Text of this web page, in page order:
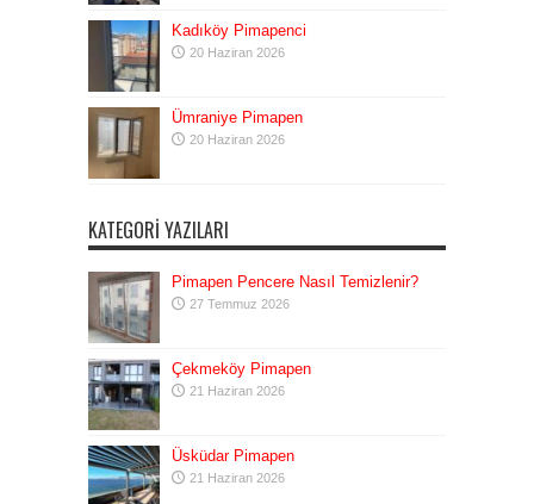
Kadıköy Pimapenci
20 Haziran 2026
Ümraniye Pimapen
20 Haziran 2026
KATEGORI YAZILARI
Pimapen Pencere Nasıl Temizlenir?
27 Temmuz 2026
Çekmeköy Pimapen
21 Haziran 2026
Üsküdar Pimapen
21 Haziran 2026